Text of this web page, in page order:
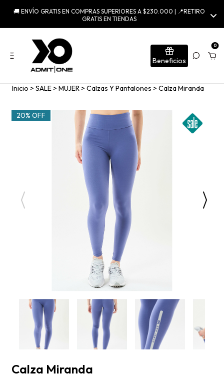
🚚 ENVÍO GRATIS EN COMPRAS SUPERIORES A $230.000 | 📍RETIRO
GRATIS EN TIENDAS
Beneficios
0
Inicio > SALE > MUJER > Calzas Y Pantalones > Calza Miranda
20% OFF
Calza Miranda